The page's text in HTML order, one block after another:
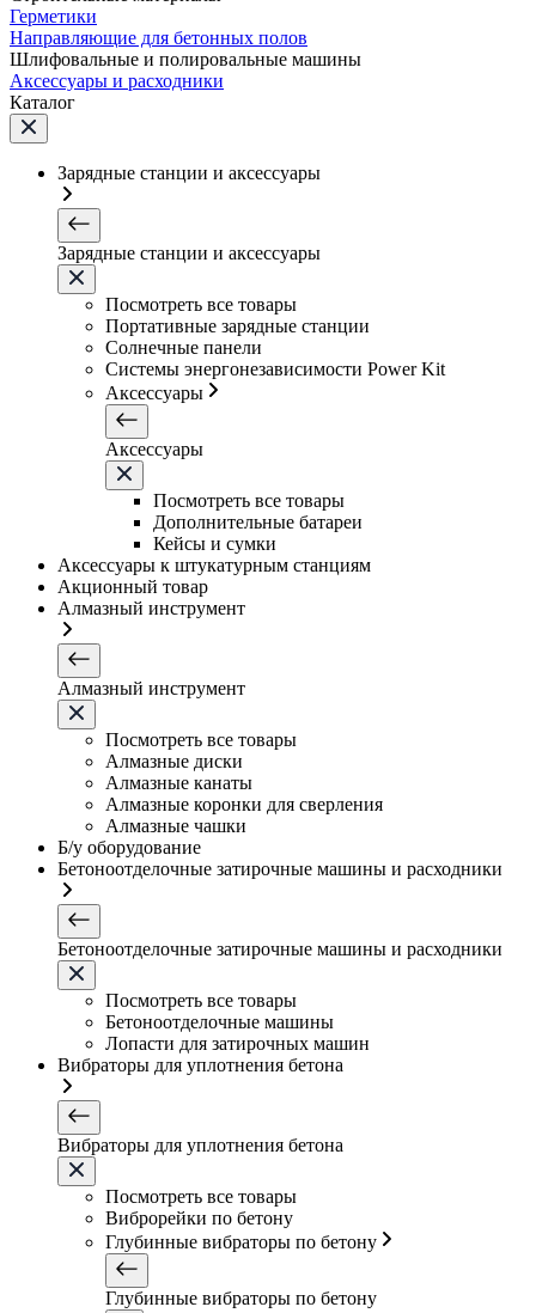
Герметики
Направляющие для бетонных полов
Шлифовальные и полировальные машины
Аксессуары и расходники
Каталог
Зарядные станции и аксессуары
Зарядные станции и аксессуары
Посмотреть все товары
Портативные зарядные станции
Солнечные панели
Системы энергонезависимости Power Kit
Аксессуары
Аксессуары
Посмотреть все товары
Дополнительные батареи
Кейсы и сумки
Аксессуары к штукатурным станциям
Акционный товар
Алмазный инструмент
Алмазный инструмент
Посмотреть все товары
Алмазные диски
Алмазные канаты
Алмазные коронки для сверления
Алмазные чашки
Б/у оборудование
Бетоноотделочные затирочные машины и расходники
Бетоноотделочные затирочные машины и расходники
Посмотреть все товары
Бетоноотделочные машины
Лопасти для затирочных машин
Вибраторы для уплотнения бетона
Вибраторы для уплотнения бетона
Посмотреть все товары
Виброрейки по бетону
Глубинные вибраторы по бетону
Глубинные вибраторы по бетону